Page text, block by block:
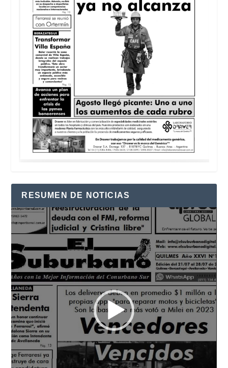
RESUMEN DE NOTICIAS
Reproductor
de
vídeo